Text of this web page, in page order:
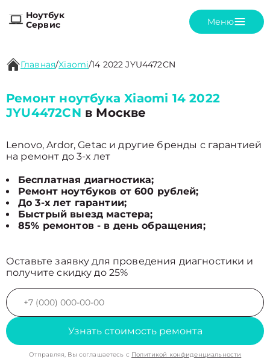
Ноутбук
Сервис
Меню
Главная/Xiaomi/14 2022 JYU4472CN
Ремонт ноутбука Xiaomi 14 2022
JYU4472CN в Москве
Lenovo, Ardor, Getac и другие бренды с гарантией
на ремонт до 3-х лет
Бесплатная диагностика;
Ремонт ноутбуков от 600 рублей;
До 3-х лет гарантии;
Быстрый выезд мастера;
85% ремонтов - в день обращения;
Оставьте заявку для проведения диагностики и
получите скидку до 25%
Узнать стоимость ремонта
Отправляя, Вы соглашаетесь с Политикой конфиденциальности